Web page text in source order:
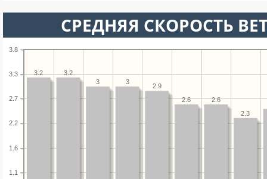
СРЕДНЯЯ СКОРОСТЬ
1.1
1.6
2.2
2.7
3.3
3.8
2.3
2.6
2.6
2.9
3
3
3.2
3.2